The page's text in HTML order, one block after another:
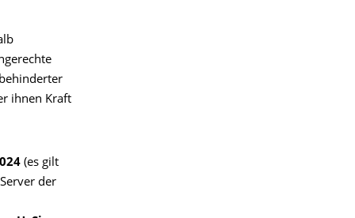
ihnen Kraft
(es gilt
der